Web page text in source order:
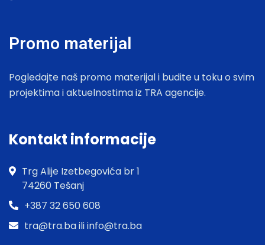
Promo materijal
Pogledajte naš promo materijal i budite u toku o svim
projektima i aktuelnostima iz TRA agencije.
Kontakt informacije
Trg Alije Izetbegovića br 1
74260 Tešanj
+387 32 650 608
tra@tra.ba ili info@tra.ba